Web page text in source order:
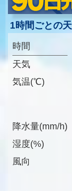
1時間ごとの
時間
天気
気温(℃)
降水量(mm/h)
湿度(%)
風向